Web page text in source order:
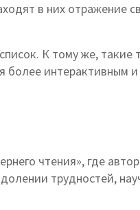
в них отражение
К тому же, такие
интерактивным и
чтения», где
трудностей,